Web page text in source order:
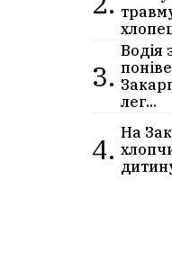
3.
Водія
лег...
4. На